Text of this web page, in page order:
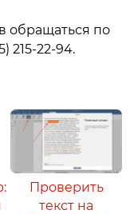
обращаться по
215-22-94.
Проверить
текст на